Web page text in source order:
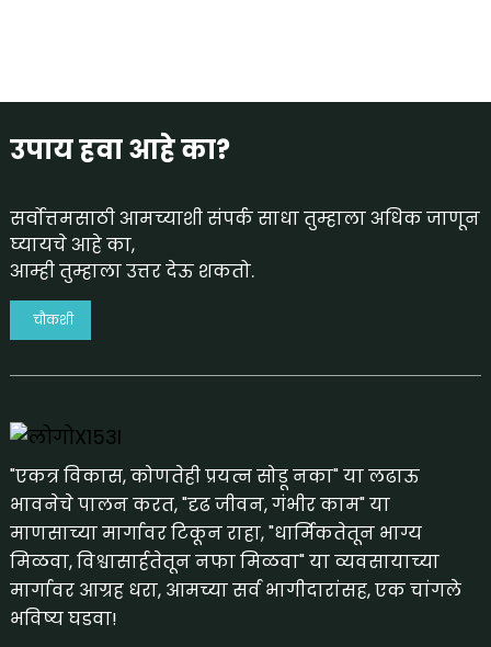
उपाय हवा आहे का?
सर्वोत्तमसाठी आमच्याशी संपर्क साधा तुम्हाला अधिक जाणून
घ्यायचे आहे का,
आम्ही तुम्हाला उत्तर देऊ शकतो.
चौकशी
"एकत्र विकास, कोणतेही प्रयत्न सोडू नका" या लढाऊ
भावनेचे पालन करत, "दृढ जीवन, गंभीर काम" या
माणसाच्या मार्गावर टिकून राहा, "धार्मिकतेतून भाग्य
मिळवा, विश्वासार्हतेतून नफा मिळवा" या व्यवसायाच्या
मार्गावर आग्रह धरा, आमच्या सर्व भागीदारांसह, एक चांगले
भविष्य घडवा!